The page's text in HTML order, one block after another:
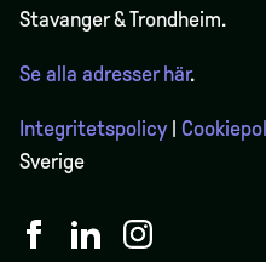
Stavanger & Trondheim.
Se alla adresser här.
Integritetspolicy
Sverige